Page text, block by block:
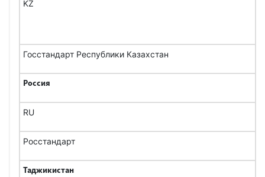
KZ
Госстандарт Республики Казахстан
Россия
RU
Росстандарт
Таджикистан